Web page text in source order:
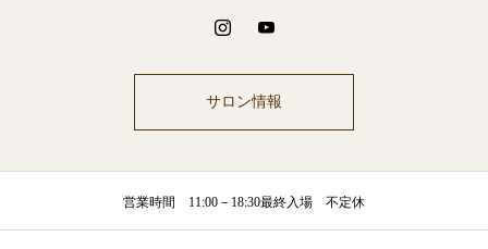
サロン情報
営業時間 11:00－18:30最終入場 不定休